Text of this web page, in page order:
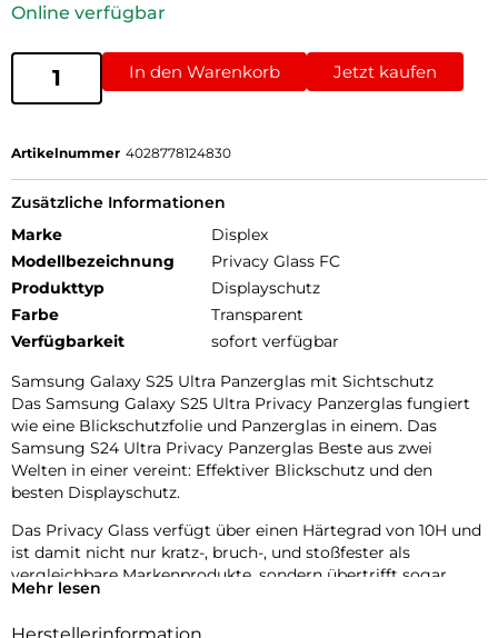
Online verfügbar
In den Warenkorb Jetzt kaufen
Artikelnummer 4028778124830
Zusätzliche Informationen
Marke
Displex
Modellbezeichnung
Privacy Glass FC
Produkttyp
Displayschutz
Farbe
Transparent
Verfügbarkeit
sofort verfügbar
Samsung Galaxy S25 Ultra Panzerglas mit Sichtschutz
Das Samsung Galaxy S25 Ultra Privacy Panzerglas fungiert
wie eine Blickschutzfolie und Panzerglas in einem. Das
Samsung S24 Ultra Privacy Panzerglas Beste aus zwei
Welten in einer vereint: Effektiver Blickschutz und den
besten Displayschutz.
Das Privacy Glass verfügt über einen Härtegrad von 10H und
ist damit nicht nur kratz-, bruch-, und stoßfester als
vergleichbare Markenprodukte, sondern übertrifft sogar
Saphirglas, das bei Luxusuhren eingesetzt wird und einen
Mehr lesen